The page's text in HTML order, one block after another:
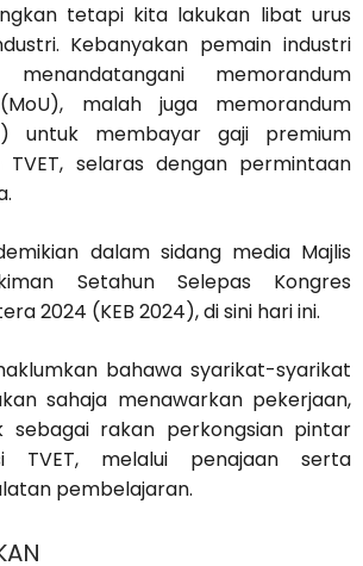
tetapi kita lakukan libat urus
Kebanyakan pemain industri
memorandum
malah juga memorandum
untuk membayar gaji premium
selaras dengan permintaan
dalam sidang media Majlis
Setahun Selepas Kongres
2024 (KEB 2024), di sini hari ini.
bahawa syarikat-syarikat
sahaja menawarkan pekerjaan,
sebagai rakan perkongsian pintar
TVET, melalui penajaan serta
pembelajaran.